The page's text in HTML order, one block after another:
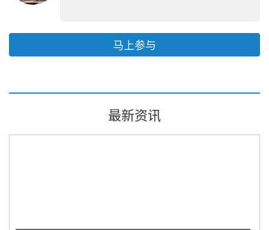
马上参与
最新资讯